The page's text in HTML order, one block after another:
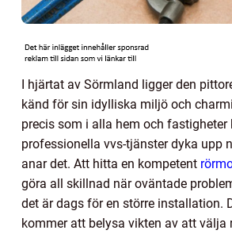
I hjärtat av Sörmland ligger den
känd för sin idylliska miljö och
precis som i alla hem och fastigheter
professionella vvs-tjänster dyka upp
anar det. Att hitta en kompetent
göra all skillnad när oväntade
det är dags för en större installation.
kommer att belysa vikten av att välja